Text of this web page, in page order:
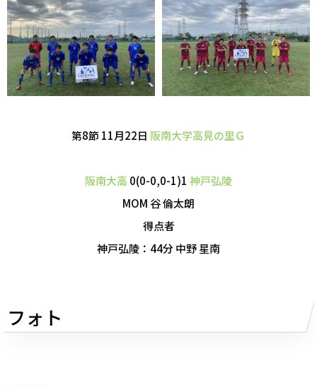
第8節 11月22日 阪南大学高見の里Ｇ
阪南大高 0(0-0,0-1)1 神戸弘陵
MOM 谷 倫太朗
得点者
神戸弘陵：44分 中野 星南
フォト